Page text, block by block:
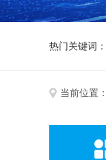
热门关键词：
当前位置：